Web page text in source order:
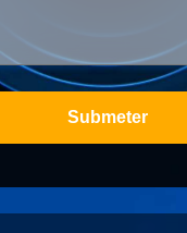
Submeter